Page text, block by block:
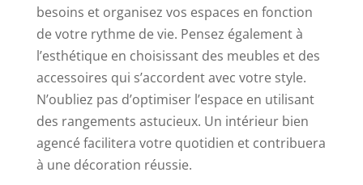
besoins et organisez vos espaces en fonction
de votre rythme de vie. Pensez également à
l’esthétique en choisissant des meubles et des
accessoires qui s’accordent avec votre style.
N’oubliez pas d’optimiser l’espace en utilisant
des rangements astucieux. Un intérieur bien
agencé facilitera votre quotidien et contribuera
à une décoration réussie.